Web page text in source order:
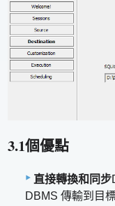
3.1個優點
直接轉換和同步
DBMS 傳輸到目